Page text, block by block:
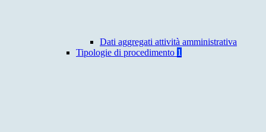
Dati aggregati attività amministrativa
Tipologie di procedimento 1